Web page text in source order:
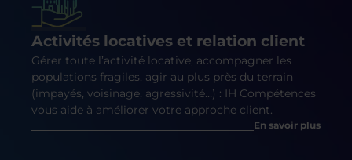
Activités locatives et relation client
Gérer toute l’activité locative, accompagner les
populations fragiles, agir au plus près du terrain
(impayés, voisinage, agressivité…) : IH Compétences
vous aide à améliorer votre approche client.
En savoir plus